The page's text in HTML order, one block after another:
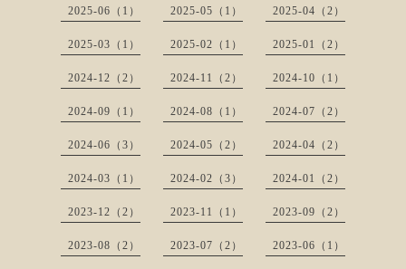
2025-06（1） 2025-05（1） 2025-04（2）
2025-03（1） 2025-02（1） 2025-01（2）
2024-12（2） 2024-11（2） 2024-10（1）
2024-09（1） 2024-08（1） 2024-07（2）
2024-06（3） 2024-05（2） 2024-04（2）
2024-03（1） 2024-02（3） 2024-01（2）
2023-12（2） 2023-11（1） 2023-09（2）
2023-08（2） 2023-07（2） 2023-06（1）